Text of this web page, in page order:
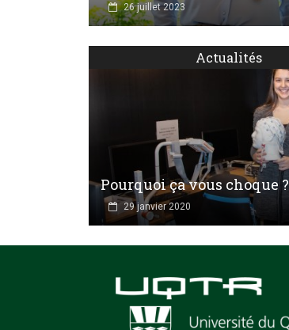
26 juillet 2023
Actualités
Pourquoi ça vous choque ?
29 janvier 2020